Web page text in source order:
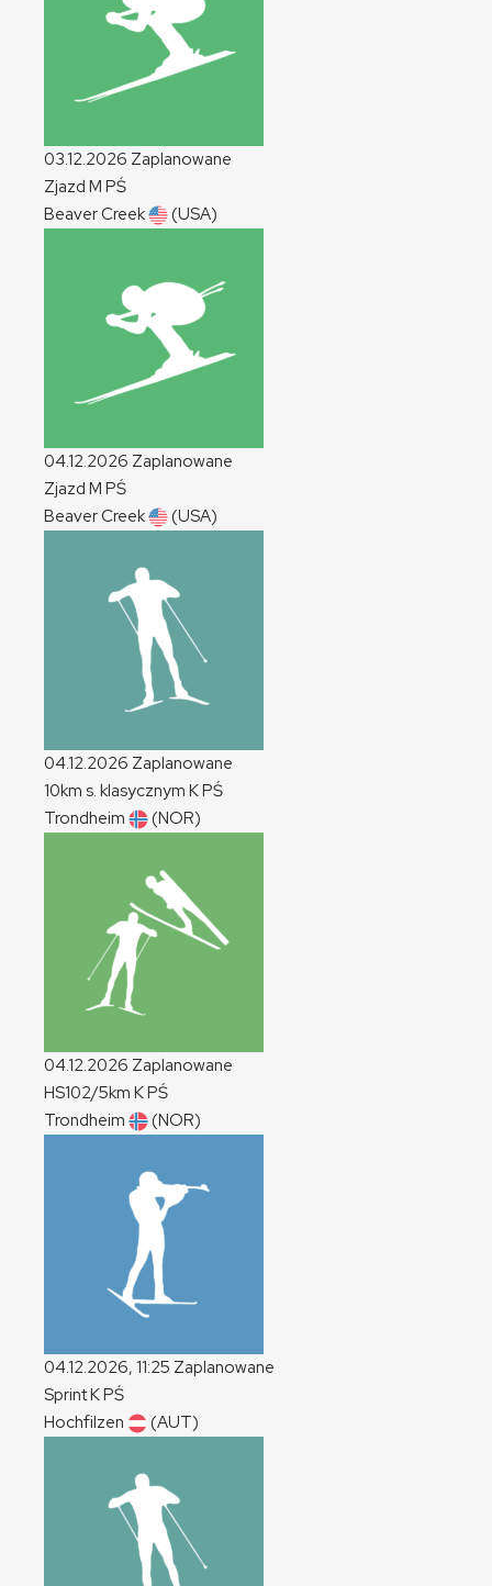
03.12.2026 Zaplanowane
Zjazd M PŚ
Beaver Creek
(USA)
04.12.2026 Zaplanowane
Zjazd M PŚ
Beaver Creek
(USA)
04.12.2026 Zaplanowane
10km s. klasycznym KPŚ
Trondheim
(NOR)
04.12.2026 Zaplanowane
HS102/5km KPŚ
Trondheim
(NOR)
04.12.2026, 11:25 Zaplanowane
SprintKPŚ
Hochfilzen
(AUT)